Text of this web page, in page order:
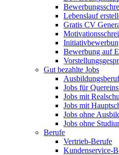
Lebenslauf
Gratis CV
Bewerbung auf
Gut bezahlte Jobs
Jobs für
Jobs mit
Jobs mit
Jobs ohne
Jobs ohne
Berufe
Vertrieb-Berufe
Kundenservice-